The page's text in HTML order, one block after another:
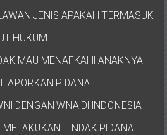
JENIS APAKAH TERMASUK
HUKUM
MAU MENAFKAHI ANAKNYA
PIDANA
DENGAN WNA DI INDONESIA
TINDAK PIDANA